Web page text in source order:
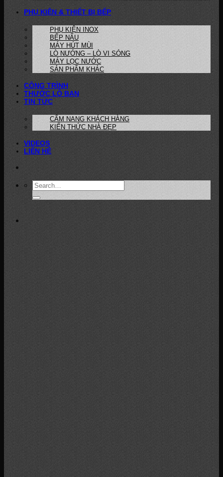
PHỤ KIỆN & THIẾT BỊ BẾP
PHỤ KIỆN INOX
BẾP NẤU
MÁY HÚT MÙI
LÒ NƯỚNG – LÒ VI SÓNG
MÁY LỌC NƯỚC
SẢN PHẨM KHÁC
CÔNG TRÌNH
THƯỚC LỖ BAN
TIN TỨC
CẨM NANG KHÁCH HÀNG
KIẾN THỨC NHÀ ĐẸP
VIDEOS
LIÊN HỆ